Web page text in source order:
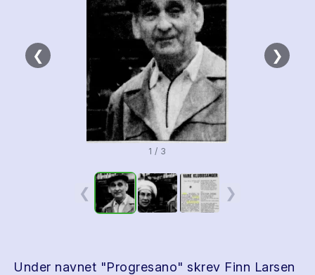
❮ ❯
1 / 3
❮ ❯
Under navnet "Progresano" skrev Finn Larsen